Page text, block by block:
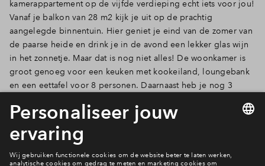
kamerappartement op de vijfde verdieping echt iets voor jou!
Vanaf je balkon van 28 m2 kijk je uit op de prachtig
aangelegde binnentuin. Hier geniet je eind van de zomer van
de paarse heide en drink je in de avond een lekker glas wijn
in het zonnetje. Maar dat is nog niet alles! De woonkamer is
groot genoeg voor een keuken met kookeiland, loungebank
en een eettafel voor 8 personen. Daarnaast heb je nog 3
slaapkamer en-suite heeft en een balkon. Ook heeft dit
appartement nog een grote berging en 2 parkeerplaats. Zie jij
jezelf hier al wonen?